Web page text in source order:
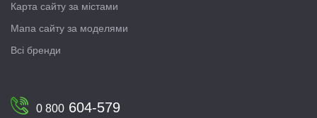
Карта сайту за містами
Мапа сайту за моделями
Всі бренди
0 800 604-579